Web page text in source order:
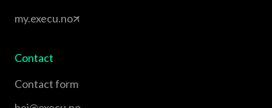
my.execu.no
Contact
Contact form